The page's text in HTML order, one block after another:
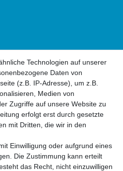
AGB
Technologien auf unserer
Daten von
(z.B. IP-Adresse), um z.B.
Medien von
Zugriffe auf unsere Website zu
erfolgt erst durch gesetzte
mit Dritten, die wir in den
Einwilligung oder aufgrund eines
Die Zustimmung kann erteilt
das Recht, nicht einzuwilligen